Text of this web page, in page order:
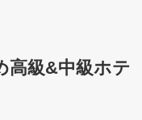
高級&中級ホテ